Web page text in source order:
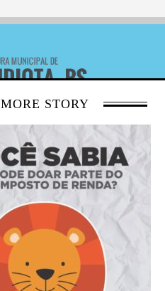
MORE STORY